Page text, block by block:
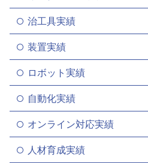
治工具実績
装置実績
ロボット実績
自動化実績
オンライン対応実績
人材育成実績